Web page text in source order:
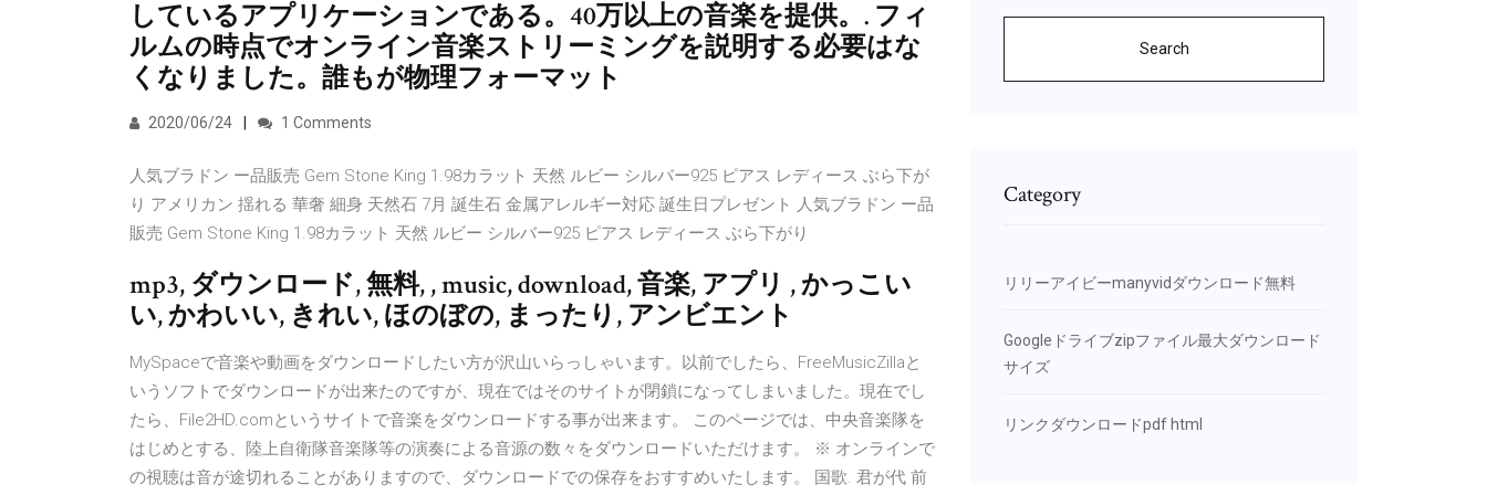
しているアプリケーションである。40万以上の音楽を提供。. フィ
ルムの時点でオンライン音楽ストリーミングを説明する必要はな
くなりました。誰もが物理フォーマット
2020/06/24 1 Comments
人気ブラドン ー品販売 Gem Stone King 1.98カラット 天然 ルビー シルバー925 ピアス レディース ぶら下が
り アメリカン 揺れる 華奢 細身 天然石 7月 誕生石 金属アレルギー対応 誕生日プレゼント 人気ブラドン ー品
販売 Gem Stone King 1.98カラット 天然 ルビー シルバー925 ピアス レディース ぶら下がり
mp3, ダウンロード, 無料, , music, download, 音楽, アプリ , かっこい
い, かわいい, きれい, ほのぼの, まったり, アンビエント
MySpaceで音楽や動画をダウンロードしたい方が沢山いらっしゃいます。以前でしたら、FreeMusicZillaと
いうソフトでダウンロードが出来たのですが、現在ではそのサイトが閉鎖になってしまいました。現在でし
たら、File2HD.comというサイトで音楽をダウンロードする事が出来ます。 このページでは、中央音楽隊を
はじめとする、陸上自衛隊音楽隊等の演奏による音源の数々をダウンロードいただけます。 ※ オンラインで
の視聴は音が途切れることがありますので、ダウンロードでの保存をおすすめいたします。 国歌. 君が代 前
Search
Category
リリーアイビーmanyvidダウンロード無料
Googleドライブzipファイル最大ダウンロード
サイズ
リンクダウンロードpdf html